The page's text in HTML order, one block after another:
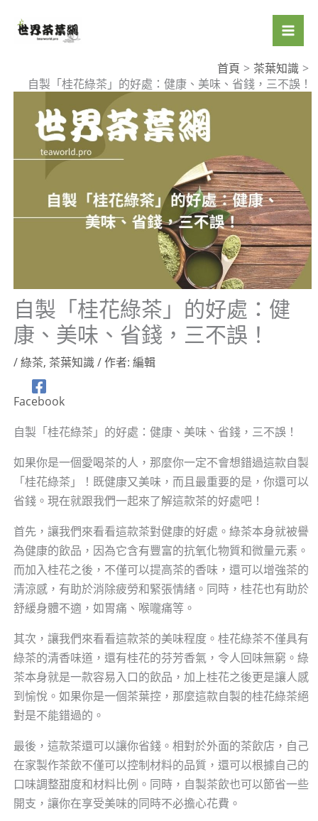
首頁
茶葉知識
自製「桂花綠茶」的好處：健康、美味、省錢，三不誤！
自製「桂花綠茶」的好處：健
康、美味、省錢，三不誤！
/綠茶, 茶葉知識/ 作者: 編輯
Facebook
自製「桂花綠茶」的好處：健康、美味、省錢，三不誤！
如果你是一個愛喝茶的人，那麼你一定不會想錯過這款自製
「桂花綠茶」！既健康又美味，而且最重要的是，你還可以
省錢。現在就跟我們一起來了解這款茶的好處吧！
首先，讓我們來看看這款茶對健康的好處。綠茶本身就被譽
為健康的飲品，因為它含有豐富的抗氧化物質和微量元素。
而加入桂花之後，不僅可以提高茶的香味，還可以增強茶的
清涼感，有助於消除疲勞和緊張情緒。同時，桂花也有助於
舒緩身體不適，如胃痛、喉嚨痛等。
其次，讓我們來看看這款茶的美味程度。桂花綠茶不僅具有
綠茶的清香味道，還有桂花的芬芳香氣，令人回味無窮。綠
茶本身就是一款容易入口的飲品，加上桂花之後更是讓人感
到愉悅。如果你是一個茶葉控，那麼這款自製的桂花綠茶絕
對是不能錯過的。
最後，這款茶還可以讓你省錢。相對於外面的茶飲店，自己
在家製作茶飲不僅可以控制材料的品質，還可以根據自己的
口味調整甜度和材料比例。同時，自製茶飲也可以節省一些
開支，讓你在享受美味的同時不必擔心花費。